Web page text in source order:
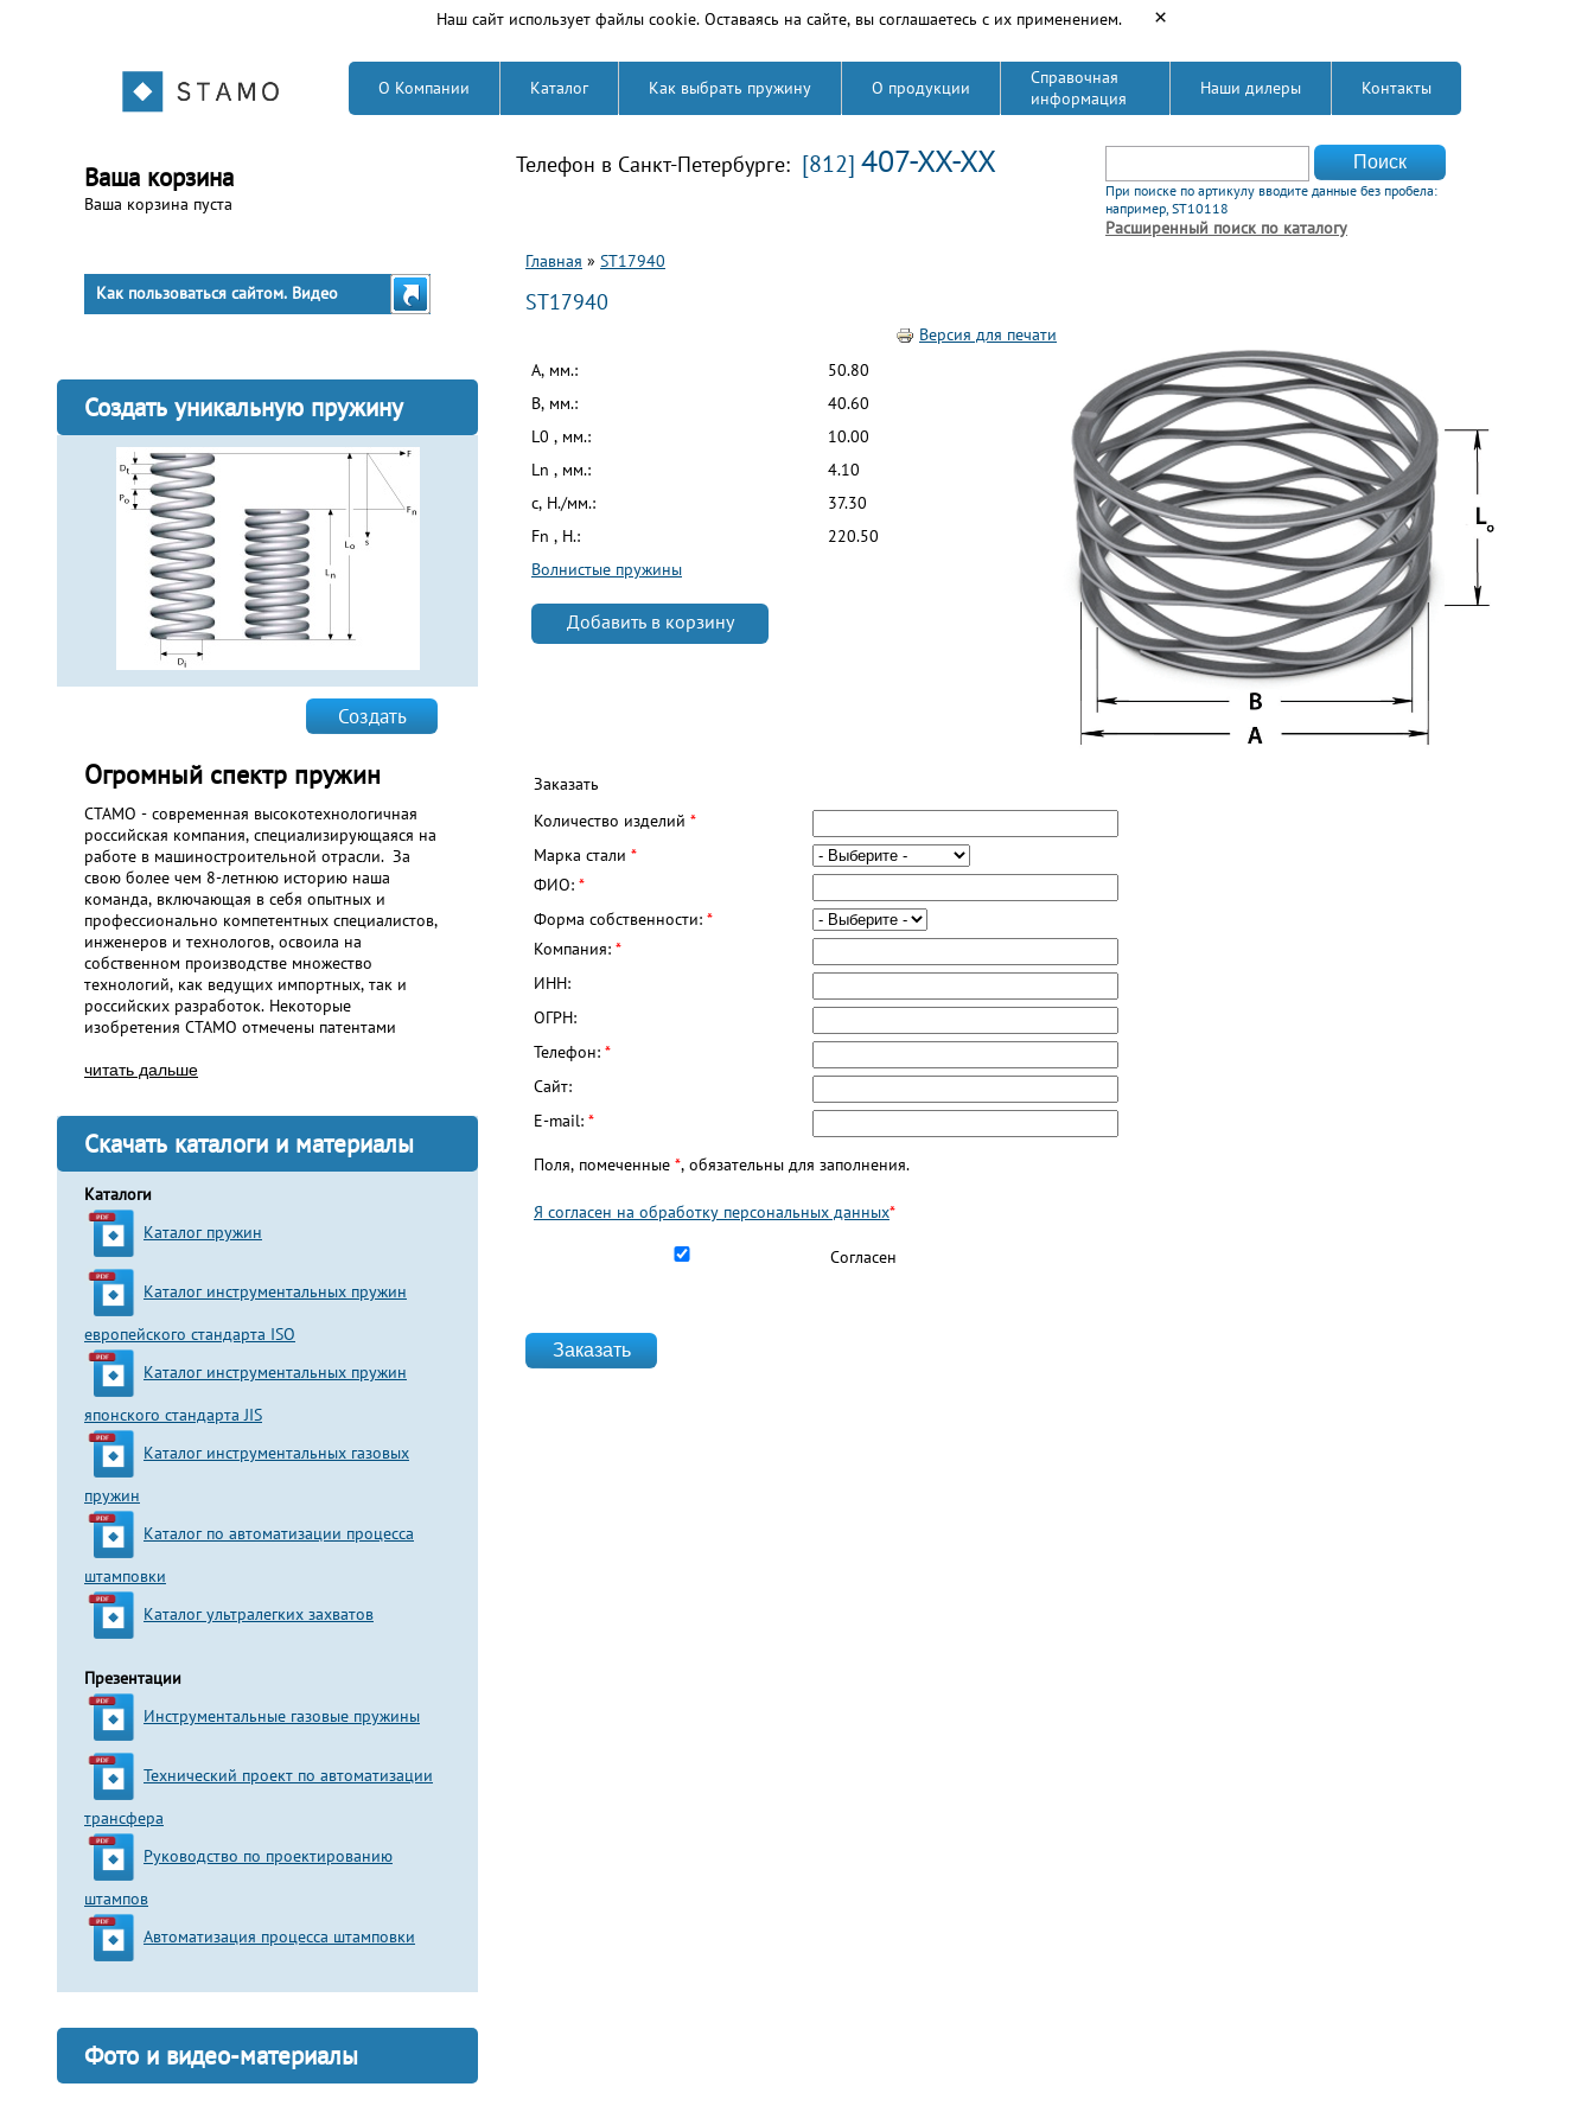
Наш сайт использует файлы cookie. Оставаясь на сайте, вы соглашаетесь с их применением. ×
О Компании Каталог Как выбрать пружину О продукции
Справочная
информация
Наши дилеры Контакты
Телефон в Санкт-Петербурге: [812] 407-XX-XX Форма поиска
Поиск
При поиске по артикулу вводите данные без пробела:
например, ST10118
Расширенный поиск по каталогу
Ваша корзина
Ваша корзина пуста
Как пользоваться сайтом. Видео
Создать уникальную пружину
Создать
Огромный спектр пружин
СТАМО - современная высокотехнологичная
российская компания, специализирующаяся на
работе в машиностроительной отрасли. За
свою более чем 8-летнюю историю наша
команда, включающая в себя опытных и
профессионально компетентных специалистов,
инженеров и технологов, освоила на
собственном производстве множество
технологий, как ведущих импортных, так и
российских разработок. Некоторые
изобретения СТАМО отмечены патентами
читать дальше
Скачать каталоги и материалы
Каталоги
Каталог пружин
Каталог инструментальных пружин
европейского стандарта ISO
Каталог инструментальных пружин
японского стандарта JIS
Каталог инструментальных газовых
пружин
Каталог по автоматизации процесса
штамповки
Каталог ультралегких захватов
Презентации
Инструментальные газовые пружины
Технический проект по автоматизации
трансфера
Руководство по проектированию
штампов
Автоматизация процесса штамповки
Фото и видео-материалы
Вы здесь
Главная » ST17940
ST17940
Версия для печати
A, мм.:
50.80
B, мм.:
40.60
L0 , мм.:
10.00
Ln , мм.:
4.10
c, Н./мм.:
37.30
Fn , Н.:
220.50
Волнистые пружины
Добавить в корзину
Заказать
Количество изделий *
Марка стали *
ФИО: *
Форма собственности: *
Компания: *
ИНН:
ОГРН:
Телефон: *
Сайт:
E-mail: *
Поля, помеченные *, обязательны для заполнения.
Я согласен на обработку персональных данных*
Согласен на обработку данных
Согласен